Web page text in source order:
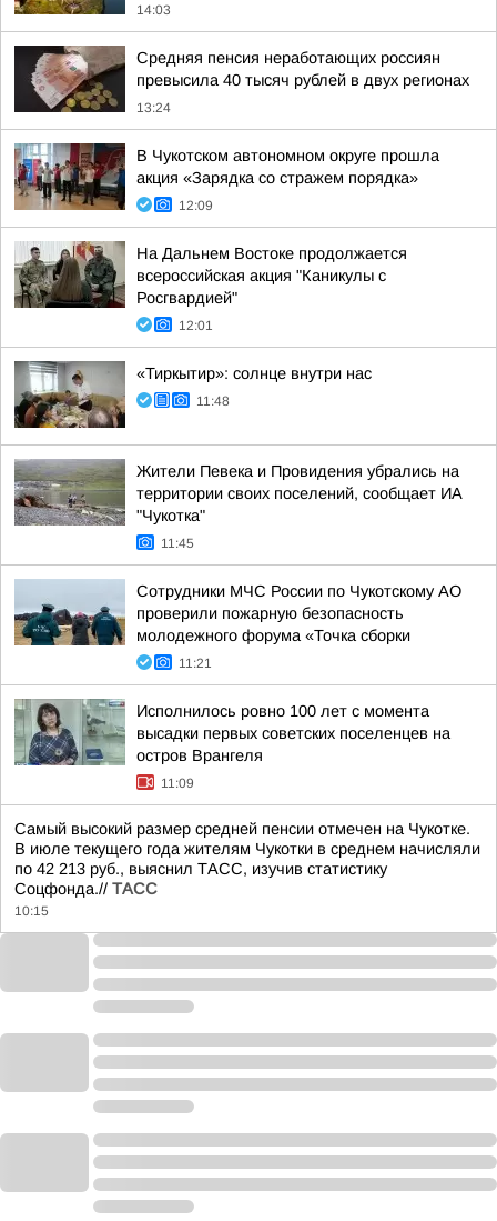
14:03
Средняя пенсия неработающих россиян
превысила 40 тысяч рублей в двух регионах
13:24
В Чукотском автономном округе прошла
акция «Зарядка со стражем порядка»
12:09
На Дальнем Востоке продолжается
всероссийская акция "Каникулы с
Росгвардией"
12:01
«Тиркытир»: солнце внутри нас
11:48
Жители Певека и Провидения убрались на
территории своих поселений, сообщает ИА
"Чукотка"
11:45
Сотрудники МЧС России по Чукотскому АО
проверили пожарную безопасность
молодежного форума «Точка сборки
11:21
Исполнилось ровно 100 лет с момента
высадки первых советских поселенцев на
остров Врангеля
11:09
Самый высокий размер средней пенсии отмечен на Чукотке.
В июле текущего года жителям Чукотки в среднем начисляли
по 42 213 руб., выяснил ТАСС, изучив статистику
Соцфонда.// ТАСС
10:15